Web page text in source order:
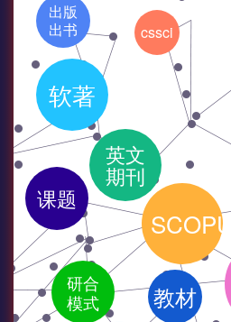
软著
英文
期刊
课题
教材
研合
模式
出版
出书
cssci